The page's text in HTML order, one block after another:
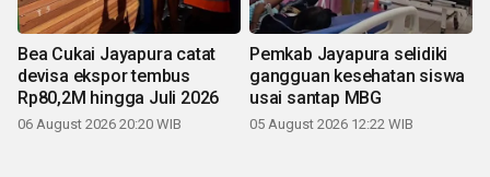
Bea Cukai Jayapura catat
devisa ekspor tembus
Rp80,2M hingga Juli 2026
06 August 2026 20:20 WIB
Pemkab Jayapura selidiki
gangguan kesehatan siswa
usai santap MBG
05 August 2026 12:22 WIB